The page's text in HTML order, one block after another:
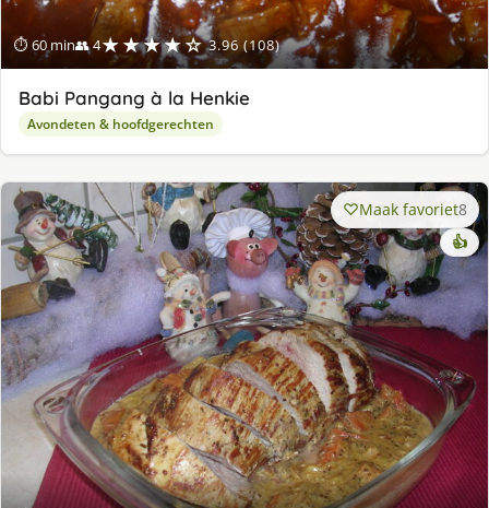
⏱ 60 min👥 4★★★★☆ 3.96 (108)
Babi Pangang à la Henkie
Avondeten & hoofdgerechten
Maak favoriet8
👍